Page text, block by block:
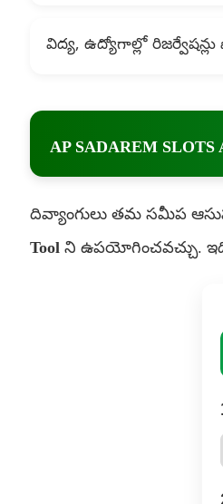
విద్య, ఉద్యోగాల్లో రిజర్వేషన్లు
AP SADAREM
దివ్యాంగులు తమ సమీప
Tool ని ఉపయోగించవచ్చు. ఇది